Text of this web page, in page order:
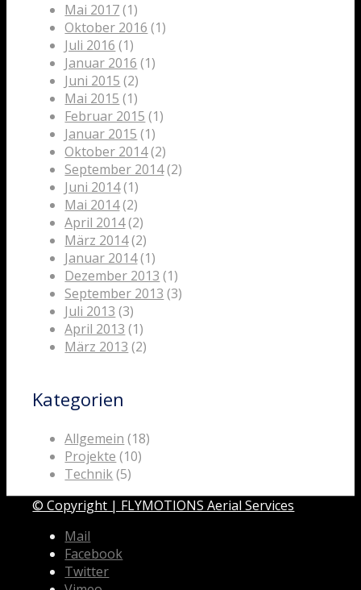
Mai 2017(1)
Oktober 2016 (1)
Juli 2016 (1)
Januar 2016 (1)
Juni 2015 (2)
Mai 2015 (1)
Februar 2015 (1)
Januar 2015 (1)
Oktober 2014(2)
September 2014(2)
Juni 2014(1)
Mai 2014(2)
April 2014(2)
März 2014(2)
Januar 2014(1)
Dezember 2013 (1)
September 2013 (3)
Juli 2013 (3)
April 2013 (1)
März 2013 (2)
Kategorien
Allgemein (18)
Projekte (10)
Technik(5)
© Copyright | FLYMOTIONS Aerial Services
Mail
Facebook
Twitter